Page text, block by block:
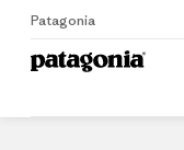
Patagonia